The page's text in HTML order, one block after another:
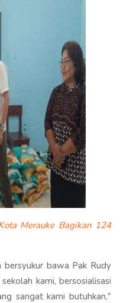
Merauke Bagikan 124
bawa Pak Rudy
kami, bersosialisasi
sangat kami butuhkan,"